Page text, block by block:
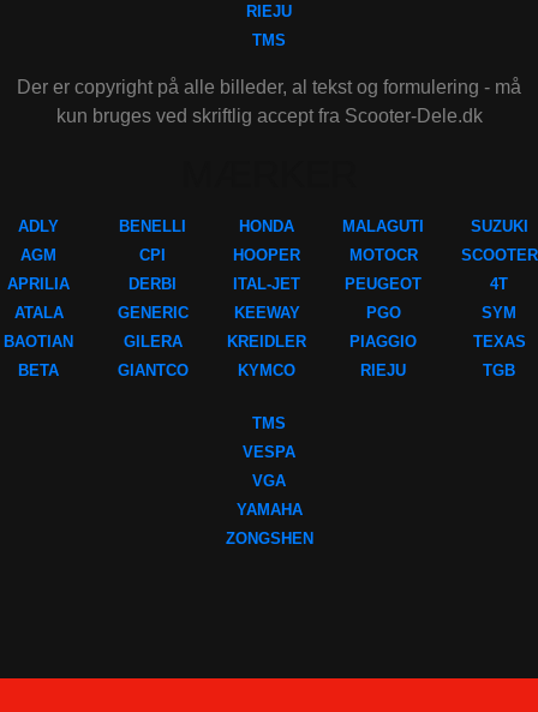
RIEJU
TMS
Der er copyright på alle billeder, al tekst og formulering - må
kun bruges ved skriftlig accept fra Scooter-Dele.dk
ADLY
AGM
APRILIA
ATALA
BAOTIAN
BETA
BENELLI
CPI
DERBI
GENERIC
GILERA
GIANTCO
HONDA
HOOPER
ITAL-JET
KEEWAY
KREIDLER
KYMCO
MALAGUTI
MOTOCR
PEUGEOT
PGO
PIAGGIO
RIEJU
SUZUKI
SCOOTER
4T
SYM
TEXAS
TGB
TMS
VESPA
VGA
YAMAHA
ZONGSHEN